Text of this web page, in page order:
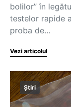
bolilor” în
testelor rapide
proba de…
Vezi articolul
Știri